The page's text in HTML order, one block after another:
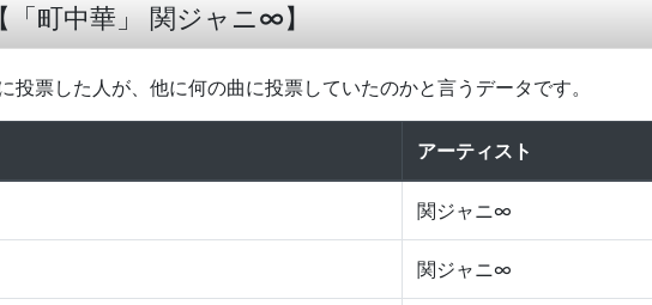
町中華」 関ジャニ∞】
投票した人が、他に何の曲に投票していたのかと言うデータです。
アーティスト
関ジャニ∞
関ジャニ∞